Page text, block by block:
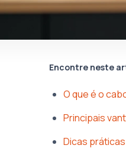
Encontre neste
O que é o
Principais
Dicas